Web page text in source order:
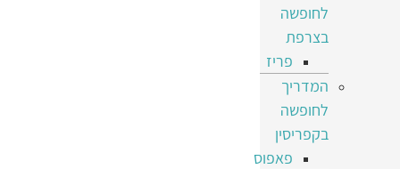
לחופשה
בצרפת
פריז
המדריך
לחופשה
בקפריסין
פאפוס